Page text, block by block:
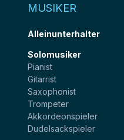
MUSIKER
Alleinunterhalter
Solomusiker
Pianist
Gitarrist
Saxophonist
Trompeter
Akkordeonspieler
Dudelsackspieler